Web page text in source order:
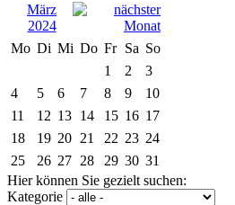
März
2024
Mo Di Mi Do Fr Sa So
1
2
3
4
5 6 7 8 9
10
11
12 13 14 15 16 17
18
19 20 21 22 23 24
25
26 27 28 29 30 31
Hier können Sie gezielt suchen:
Kategorie